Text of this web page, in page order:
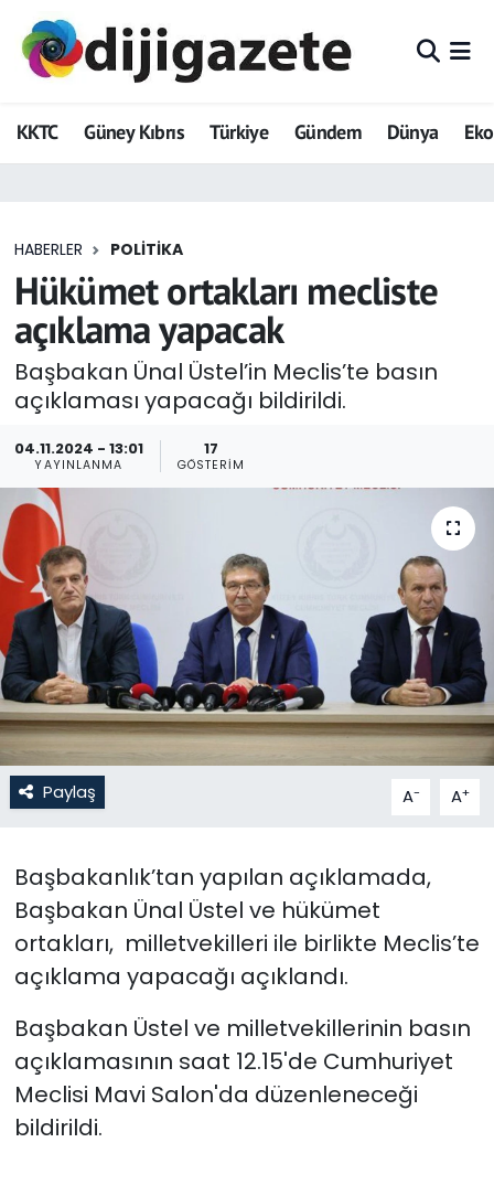
KKTC Güney Kıbrıs Türkiye Gündem Dünya
HABERLER POLITIKA
Hükümet ortakları mecliste
açıklama yapacak
Başbakan Ünal Üstel’in Meclis’te basın
açıklaması yapacağı bildirildi.
04.11.2024 - 13:01
YAYINLANMA
17
GÖSTERIM
Paylaş A- A+
Başbakanlık’tan yapılan açıklamada,
Başbakan Ünal Üstel ve hükümet
ortakları, milletvekilleri ile birlikte Meclis’te
açıklama yapacağı açıklandı.
Başbakan Üstel ve milletvekillerinin basın
açıklamasının saat 12.15'de Cumhuriyet
Meclisi Mavi Salon'da düzenleneceği
bildirildi.
ADVERTORIAL
Dijigazete
Eğitim
Ekonomi
Foto Galeri
Güncel
Gündem
KKTC
KKTC YEREL SEÇİM 2018
Kültür Sanat
Magazin
Moda
Nöbetçi Eczaneler
Otomobil Dünyası
Politika
SAĞLIK
Spor
Hava Durumu
Trafik Durumu
Tüm Manşetler
Son Dakika Haberleri
Haber Arşivi